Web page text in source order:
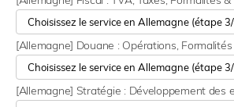
[Allemagne] Douane : Opérations,
[Allemagne] Stratégie : Développement des